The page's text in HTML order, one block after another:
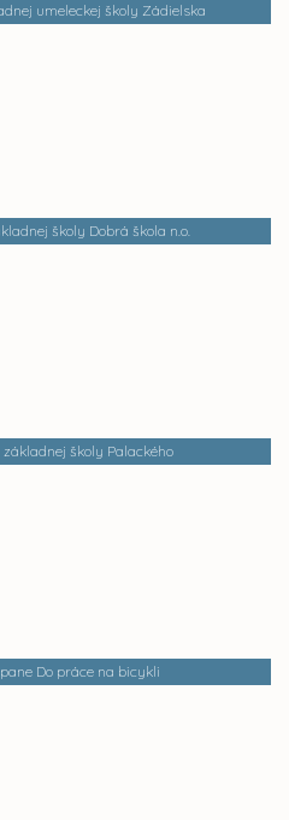
umeleckej školy Zádielska
školy Dobrá škola n.o.
školy Palackého
Do práce na bicykli